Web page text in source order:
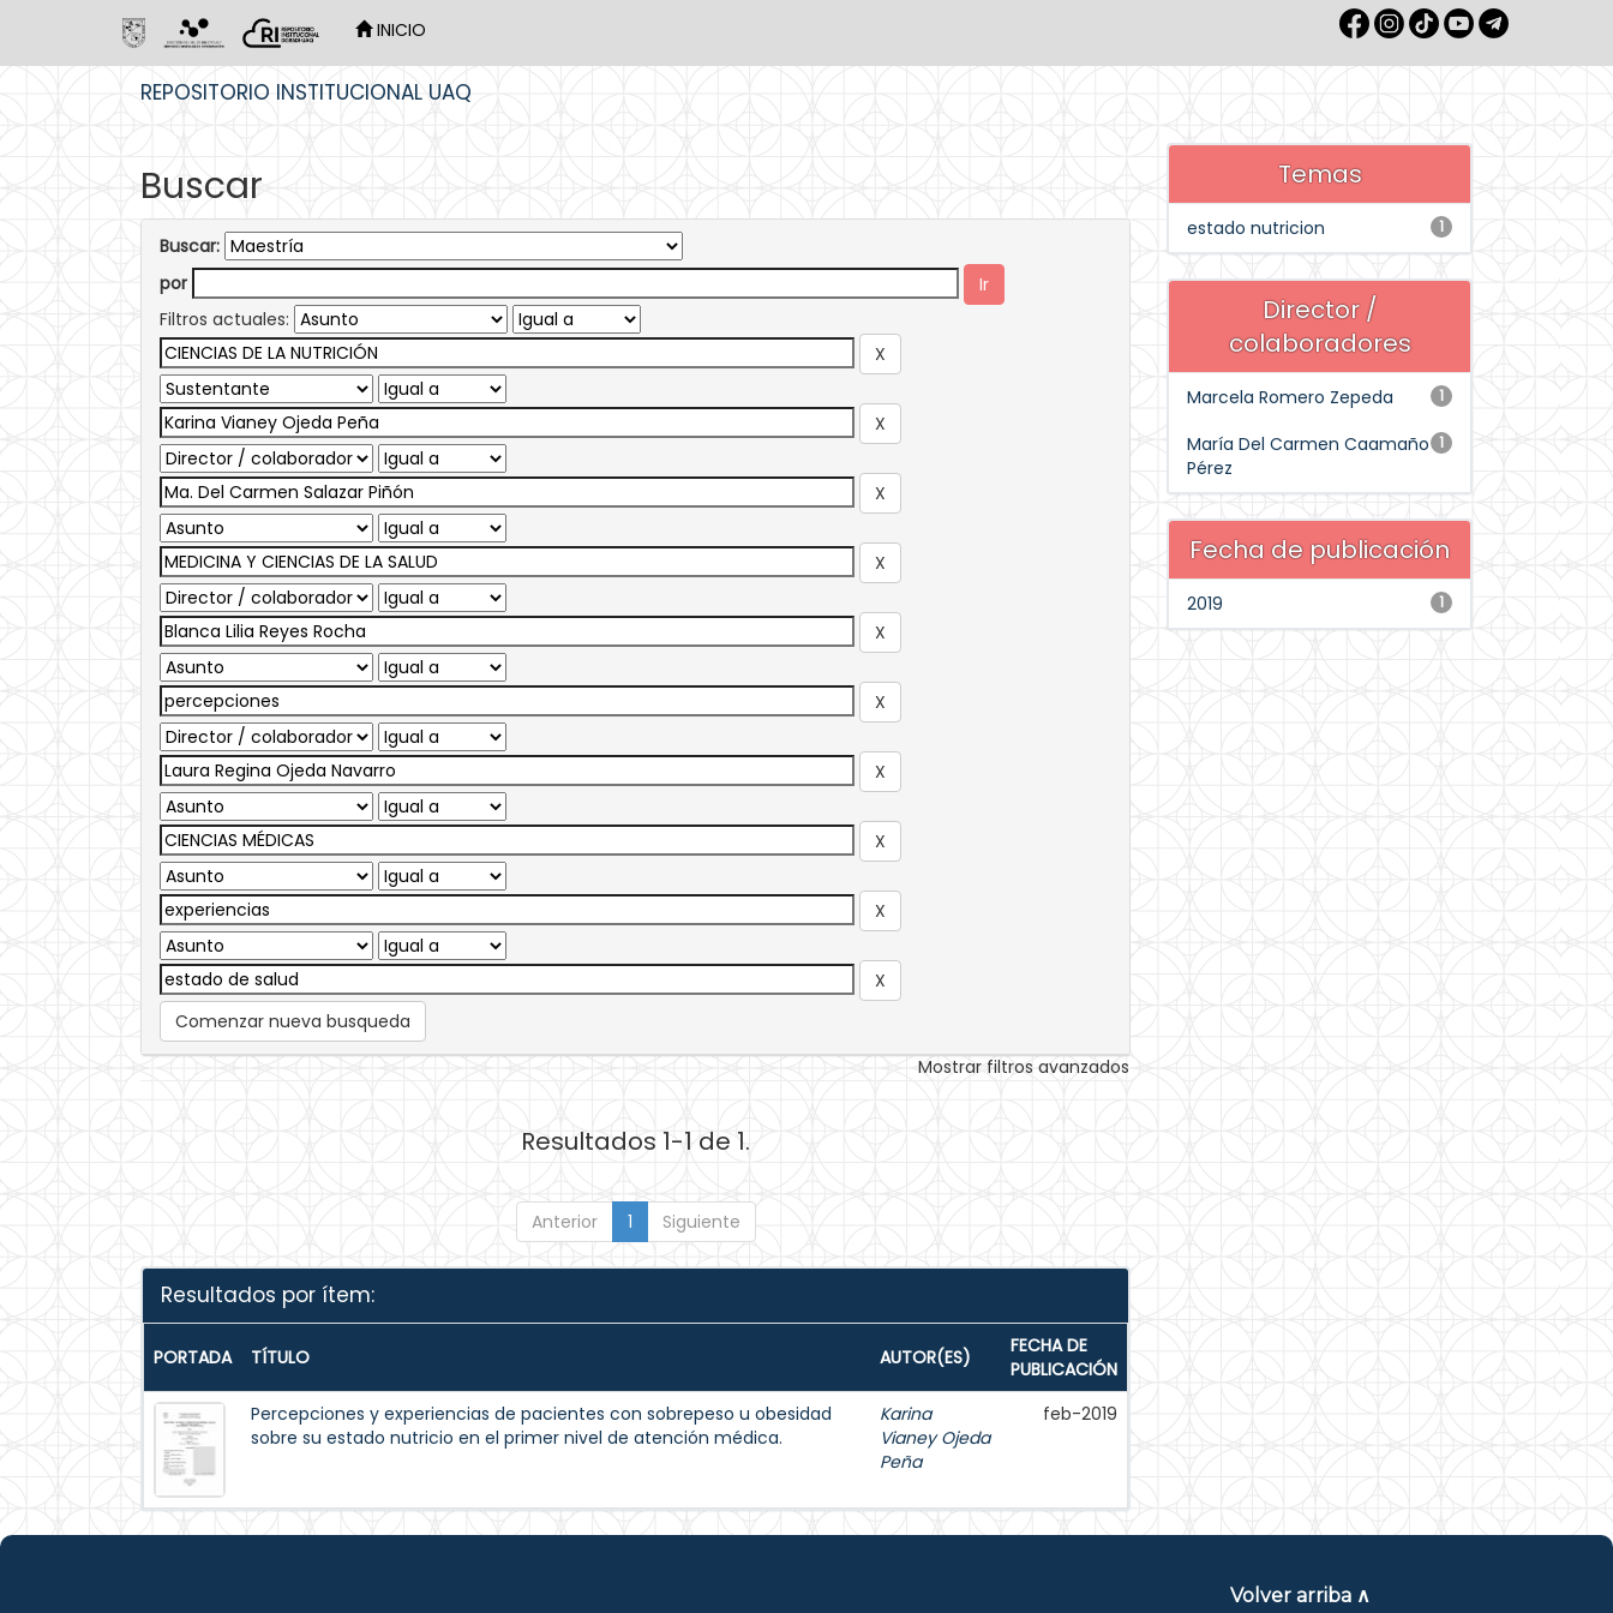
INICIO
REPOSITORIO INSTITUCIONAL UAQ
Buscar
Buscar:
por
Filtros actuales:
Comenzar nueva busqueda
Mostrar filtros avanzados
Resultados 1-1 de 1.
Anterior 1 Siguiente
Resultados por ítem:
PORTADA TÍTULO AUTOR(ES)
FECHA DE
PUBLICACIÓN
Percepciones y experiencias de pacientes con sobrepeso u obesidad
sobre su estado nutricio en el primer nivel de atención médica.
Karina
Vianey Ojeda
Peña
feb-2019
Temas
1
estado nutricion
Director /
colaboradores
1
Marcela Romero Zepeda
1
María Del Carmen Caamaño
Pérez
Fecha de publicación
1
2019
Volver arriba ∧